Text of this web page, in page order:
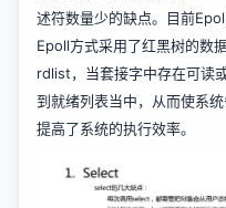
述符数量少的缺点。目前
Epoll方式采用了红黑树的数
rdlist，当套接字中存在可读
到就绪列表当中，从而使系
提高了系统的执行效率。